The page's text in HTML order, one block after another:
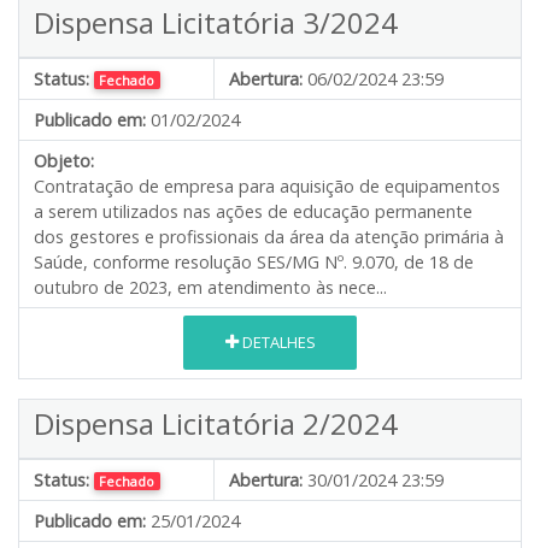
Dispensa Licitatória 3/2024
Status: Fechado Abertura: 06/02/2024 23:59
Publicado em: 01/02/2024
Objeto:
Contratação de empresa para aquisição de equipamentos
a serem utilizados nas ações de educação permanente
dos gestores e profissionais da área da atenção primária à
Saúde, conforme resolução SES/MG Nº. 9.070, de 18 de
outubro de 2023, em atendimento às nece...
DETALHES
Dispensa Licitatória 2/2024
Status: Fechado Abertura: 30/01/2024 23:59
Publicado em: 25/01/2024